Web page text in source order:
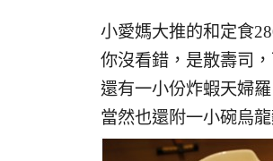
小愛媽大推的和定食
你沒看錯，是散壽司
還有一小份炸蝦天婦
當然也還附一小碗烏